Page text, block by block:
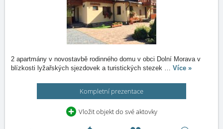
2 apartmány v novostavbě rodinného domu v obci Dolní Morava v
blízkosti lyžařských sjezdovek a turistických stezek … Více »
Kompletní prezentace
Vložit objekt do své aktovky